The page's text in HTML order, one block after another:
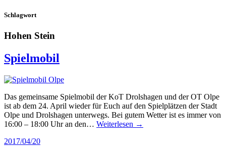
Schlagwort
Hohen Stein
Spielmobil
Das gemeinsame Spielmobil der KoT Drolshagen und der OT Olpe
ist ab dem 24. April wieder für Euch auf den Spielplätzen der Stadt
Olpe und Drolshagen unterwegs. Bei gutem Wetter ist es immer von
16:00 – 18:00 Uhr an den… Weiterlesen →
2017/04/20